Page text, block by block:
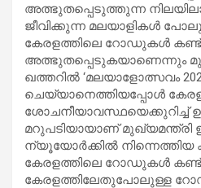
അത്ഭുതപ്പെടുത്തുന്ന
ജീവിക്കുന്ന മലയാളികൾ
കേരളത്തിലെ റോഡുകൾ കണ്ട്
അത്ഭുതപ്പെടുകയാണെന്നും
ഖത്തറിൽ ‘മലയാളോത്സവം
ചെയ്യാനെത്തിയപ്പോൾ
ശോചനീയാവസ്ഥയെക്കുറിച്ച്
മറുപടിയായാണ് മുഖ്യമന്ത്രി
ന്യൂയോർക്കിൽ നിന്നെത്തിയ
കേരളത്തിലെ റോഡുകൾ കണ്ട്
കേരളത്തിലേതുപോലുള്ള